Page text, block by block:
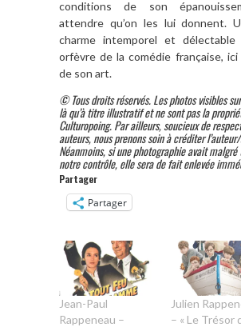
conditions de son
attendre qu’on les lui donnent.
charme intemporel et délectable
orfèvre de la comédie française, ici
de son art.
© Tous droits réservés. Les photos visibles
là qu’à titre illustratif et ne sont pas la
Culturopoing. Par ailleurs, soucieux de
auteurs, nous prenons soin à créditer
Néanmoins, si une photographie avait
notre contrôle, elle sera de fait enlevée
Partager
Partager
Jean-Paul
Rappeneau –
Julien
– « Le Trésor